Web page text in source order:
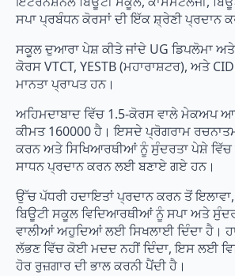
ਸਪਾ ਪ੍ਰਬੰਧਨ ਕੋਰਸਾਂ ਦੀ ਇੱਕ ਸ਼੍ਰੇਣੀ ਪ੍ਰਦਾਨ
ਸਕੂਲ ਦੁਆਰਾ ਪੇਸ਼ ਕੀਤੇ ਜਾਂਦੇ UG ਡਿਪਲੋਮਾ
ਕੋਰਸ VTCT, YESTB (ਮਹਾਰਾਸ਼ਟਰ), ਅਤੇ
ਮਾਨਤਾ ਪ੍ਰਾਪਤ ਹਨ।
ਅਹਿਮਦਾਬਾਦ ਵਿੱਚ 1.5-ਕੋਰਸ ਵਾਲੇ ਮੇਕਅਪ
ਕੀਮਤ 160000 ਹੈ। ਇਸਦੇ ਪ੍ਰੋਗਰਾਮ
ਕਰਨ ਅਤੇ ਸਿਖਿਆਰਥੀਆਂ ਨੂੰ ਸੁੰਦਰਤਾ ਪੇਸ਼ੇ
ਸਾਧਨ ਪ੍ਰਦਾਨ ਕਰਨ ਲਈ ਬਣਾਏ ਗਏ ਹਨ।
ਉੱਚ ਪੱਧਰੀ ਹਦਾਇਤਾਂ ਪ੍ਰਦਾਨ ਕਰਨ ਤੋਂ
ਬਿਊਟੀ ਸਕੂਲ ਵਿਦਿਆਰਥੀਆਂ ਨੂੰ ਸਪਾ ਅਤੇ
ਵਾਲੀਆਂ ਅਹੁਦਿਆਂ ਲਈ ਸਿਖਲਾਈ ਦਿੰਦਾ ਹੈ।
ਲੱਭਣ ਵਿੱਚ ਕੋਈ ਮਦਦ ਨਹੀਂ ਦਿੰਦਾ, ਇਸ ਲਈ
ਹੋਰ ਰੁਜ਼ਗਾਰ ਦੀ ਭਾਲ ਕਰਨੀ ਪੈਂਦੀ ਹੈ।